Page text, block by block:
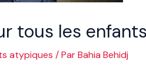
tous les
atypiques / ParBahia Behidj